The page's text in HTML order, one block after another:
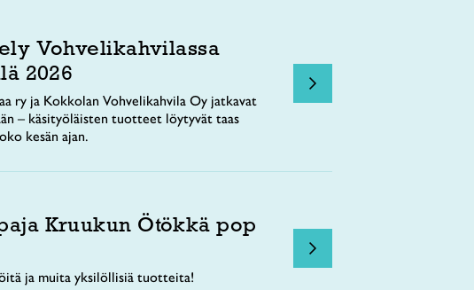
Vohvelikahvilassa
2026
ry ja Kokkolan Vohvelikahvila Oy jatkavat
– käsityöläisten tuotteet löytyvät taas
kesän ajan.
Kruukun Ötökkä pop
ja muita yksilöllisiä tuotteita!